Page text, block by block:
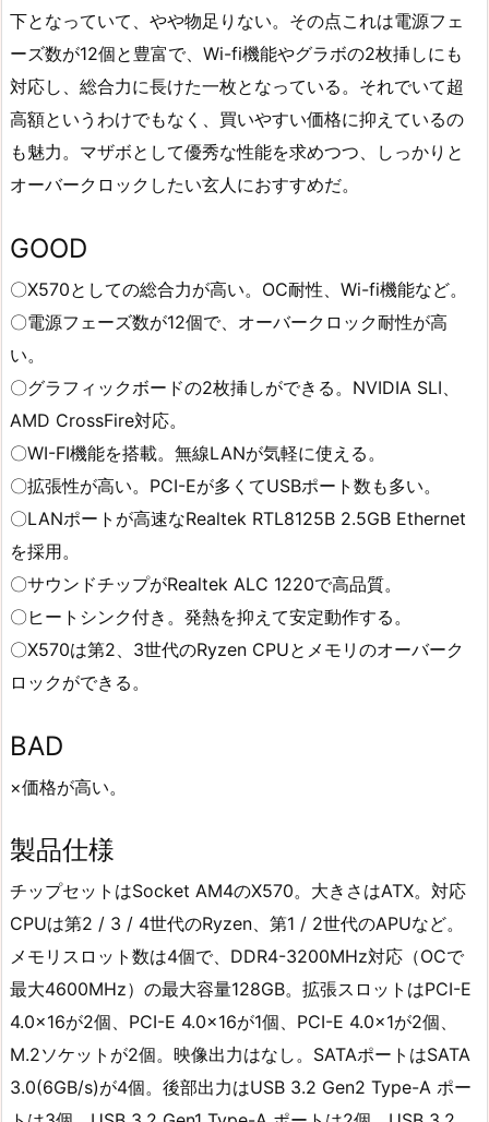
下となっていて、やや物足りない。その点これは電源フェ
ーズ数が12個と豊富で、Wi-fi機能やグラボの2枚挿しにも
対応し、総合力に長けた一枚となっている。それでいて超
高額というわけでもなく、買いやすい価格に抑えているの
も魅力。マザボとして優秀な性能を求めつつ、しっかりと
オーバークロックしたい玄人におすすめだ。
GOOD
〇X570としての総合力が高い。OC耐性、Wi-fi機能など。
〇電源フェーズ数が12個で、オーバークロック耐性が高
い。
〇グラフィックボードの2枚挿しができる。NVIDIA SLI、
AMD CrossFire対応。
〇WI-FI機能を搭載。無線LANが気軽に使える。
〇拡張性が高い。PCI-Eが多くてUSBポート数も多い。
〇LANポートが高速なRealtek RTL8125B 2.5GB Ethernet
を採用。
〇サウンドチップがRealtek ALC 1220で高品質。
〇ヒートシンク付き。発熱を抑えて安定動作する。
〇X570は第2、3世代のRyzen CPUとメモリのオーバーク
ロックができる。
BAD
×価格が高い。
製品仕様
チップセットはSocket AM4のX570。大きさはATX。対応
CPUは第2 / 3 / 4世代のRyzen、第1 / 2世代のAPUなど。
メモリスロット数は4個で、DDR4-3200MHz対応（OCで
最大4600MHz）の最大容量128GB。拡張スロットはPCI-E
4.0×16が2個、PCI-E 4.0×16が1個、PCI-E 4.0×1が2個、
M.2ソケットが2個。映像出力はなし。SATAポートはSATA
3.0(6GB/s)が4個。後部出力はUSB 3.2 Gen2 Type-A ポー